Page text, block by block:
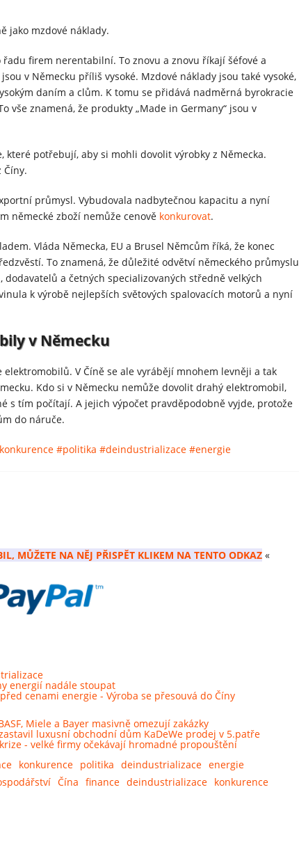
jako mzdové náklady.
firem nerentabilní. To znovu a znovu říkají šéfové a
v Německu příliš vysoké. Mzdové náklady jsou také vysoké,
daním a clům. K tomu se přidává nadměrná byrokracie
vše znamená, že produkty „Made in Germany“ jsou v
které potřebují, aby si mohli dovolit výrobky z Německa.
průmysl. Vybudovala nadbytečnou kapacitu a nyní
německé zboží nemůže cenově konkurovat.
Vláda Německa, EU a Brusel Němcům říká, že konec
To znamená, že důležité odvětví německého průmyslu
a četných specializovaných středně velkých
k výrobě nejlepších světových spalovacích motorů a nyní
v Německu
V Číně se ale vyrábějí mnohem levněji a tak
Kdo si v Německu nemůže dovolit drahý elektromobil,
s tím počítají. A jejich výpočet pravděpodobně vyjde, protože
do náruče.
#politika #deindustrializace #energie
MŮŽETE NA NĚJ PŘISPĚT KLIKEM NA TENTO ODKAZ «
energií nadále stoupat
cenami energie - Výroba se přesouvá do Číny
Miele a Bayer masivně omezují zakázky
luxusní obchodní dům KaDeWe prodej v 5.patře
- velké firmy očekávají hromadné propouštění
konkurence politika deindustrializace energie
Čína finance deindustrializace konkurence